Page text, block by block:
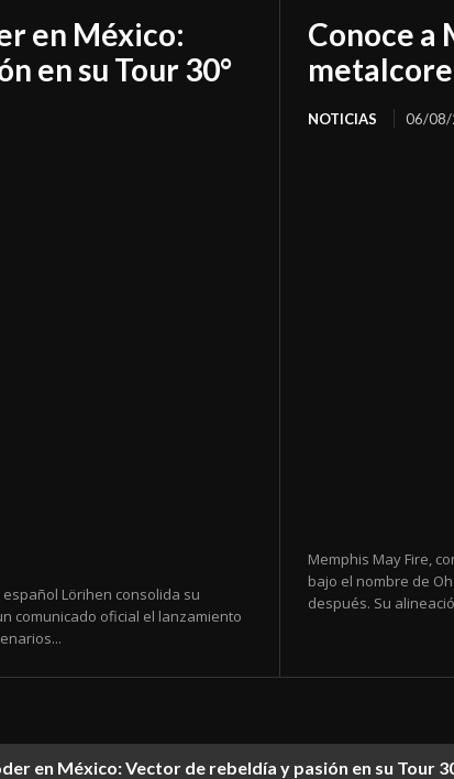
en México:
en su Tour 30°
Lörihen consolida su
comunicado oficial el lanzamiento
Conoce a
NOTICIAS 06/08/
Memphis May Fire,
bajo el nombre de
después. Su
en México: Vector de rebeldía y pasión en su Tour